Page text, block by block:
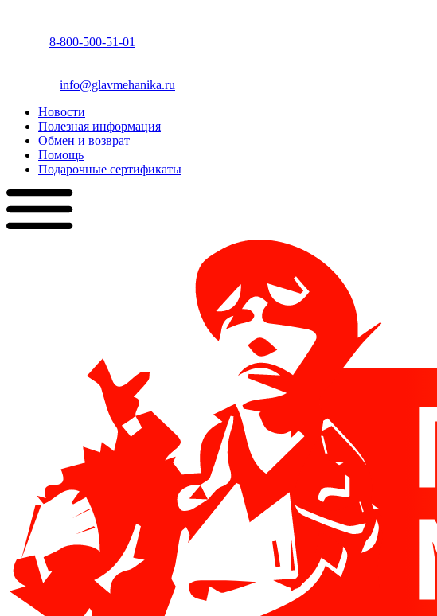
8-800-500-51-01
info@glavmehanika.ru
Новости
Полезная информация
Обмен и возврат
Помощь
Подарочные сертификаты